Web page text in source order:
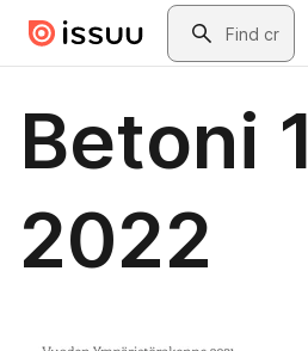
Skip to main contentSearch
Betoni 1
2022